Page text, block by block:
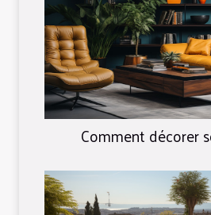
Comment décorer